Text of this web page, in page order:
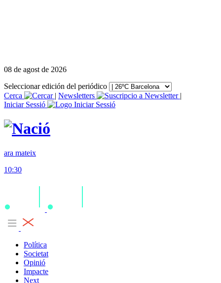
08 de agost de 2026
Seleccionar edición del periódico
Cerca
| Newsletters
|
Iniciar Sessió
ara mateix
10:30
Política
Societat
Opinió
Impacte
Next